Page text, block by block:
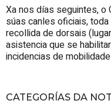
Xa nos días seguintes, o
súas canles oficiais,
recollida de dorsais
asistencia que se
incidencias de
CATEGORÍAS DA